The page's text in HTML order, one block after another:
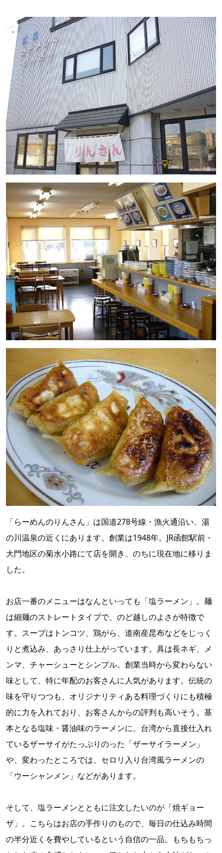
「らーめんのりんさん」は国道278号線・漁火通沿い、湯
の川温泉の近くにあります。創業は1948年。JR函館駅前・
大門地区の菊水小路にて店を開き、のちに現在地に移りま
した。
お店一番のメニューはなんといっても「塩ラーメン」。麺
は細麺のストレートタイプで、のど越しのよさが特徴で
す。スープはトンコツ、鶏がら、道南産昆布などをじっく
りと煮込み、あっさり仕上がっています。具は長ネギ、メ
ンマ、チャーシューとシンプル。創業当時から変わらない
味として、特に年配のお客さんに人気があります。伝統の
味を守りつつも、オリジナリティある料理づくりにも積極
的に力を入れており、お客さんからの評判も高いそう。基
本となる塩味・醤油味のラーメンに、台湾から直接仕入れ
ているザーサイがたっぷりのった「ザーサイラーメン」
や、変わったところでは、セロリ入り台湾風ラーメンの
「ウーシャンメン」などがあります。
そして、塩ラーメンとともに注文したいのが「焼ギョー
ザ」。こちらはお店の手作りのもので、毎日の仕込み時間
の半分近くを費やしているという自信の一品。もちもちっ